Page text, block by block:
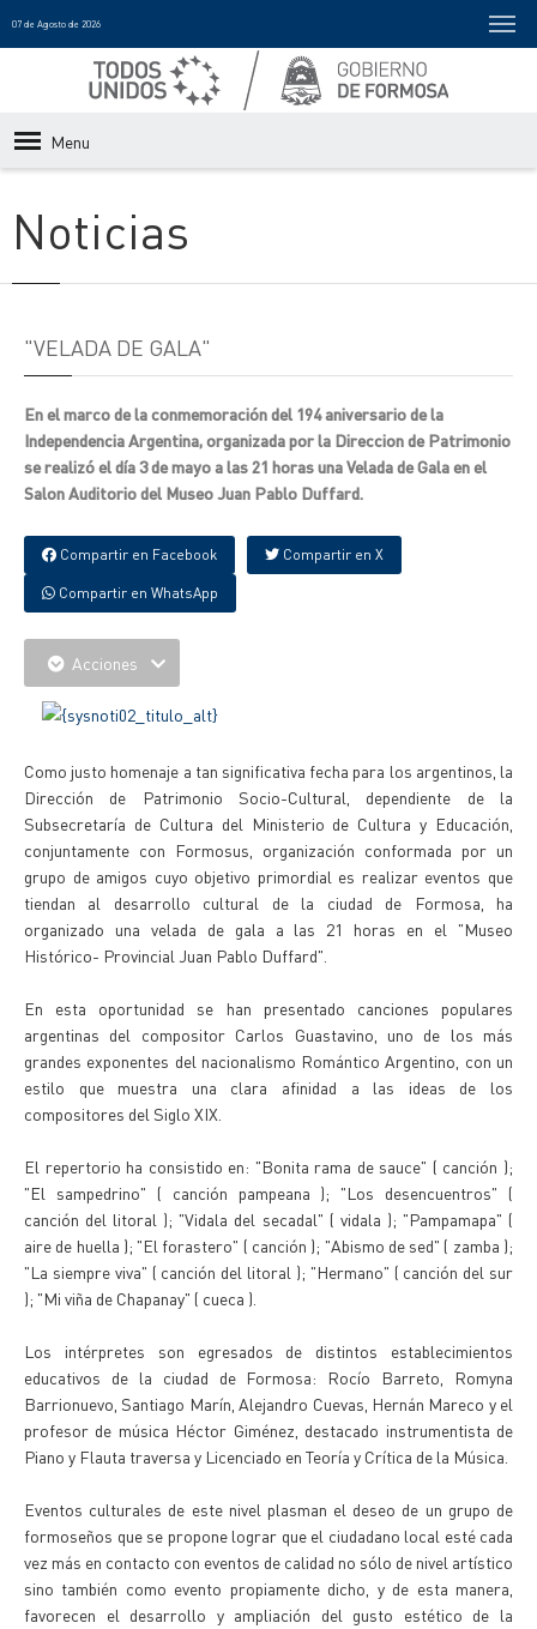
07 de Agosto de 2026
Menu
Noticias
"VELADA DE GALA"
En el marco de la conmemoración del 194 aniversario de la
Independencia Argentina, organizada por la Direccion de Patrimonio
se realizó el día 3 de mayo a las 21 horas una Velada de Gala en el
Salon Auditorio del Museo Juan Pablo Duffard.
Compartir en Facebook Compartir en X
Compartir en WhatsApp
Acciones
Como justo homenaje a tan significativa fecha para los argentinos, la
Dirección de Patrimonio Socio-Cultural, dependiente de la
Subsecretaría de Cultura del Ministerio de Cultura y Educación,
conjuntamente con Formosus, organización conformada por un
grupo de amigos cuyo objetivo primordial es realizar eventos que
tiendan al desarrollo cultural de la ciudad de Formosa, ha
organizado una velada de gala a las 21 horas en el "Museo
Histórico- Provincial Juan Pablo Duffard".
En esta oportunidad se han presentado canciones populares
argentinas del compositor Carlos Guastavino, uno de los más
grandes exponentes del nacionalismo Romántico Argentino, con un
estilo que muestra una clara afinidad a las ideas de los
compositores del Siglo XIX.
El repertorio ha consistido en: "Bonita rama de sauce" ( canción );
"El sampedrino" ( canción pampeana ); "Los desencuentros" (
canción del litoral ); "Vidala del secadal" ( vidala ); "Pampamapa" (
aire de huella ); "El forastero" ( canción ); "Abismo de sed" ( zamba );
"La siempre viva" ( canción del litoral ); "Hermano" ( canción del sur
); "Mi viña de Chapanay" ( cueca ).
Los intérpretes son egresados de distintos establecimientos
educativos de la ciudad de Formosa: Rocío Barreto, Romyna
Barrionuevo, Santiago Marín, Alejandro Cuevas, Hernán Mareco y el
profesor de música Héctor Giménez, destacado instrumentista de
Piano y Flauta traversa y Licenciado en Teoría y Crítica de la Música.
Eventos culturales de este nivel plasman el deseo de un grupo de
formoseños que se propone lograr que el ciudadano local esté cada
vez más en contacto con eventos de calidad no sólo de nivel artístico
sino también como evento propiamente dicho, y de esta manera,
favorecen el desarrollo y ampliación del gusto estético de la